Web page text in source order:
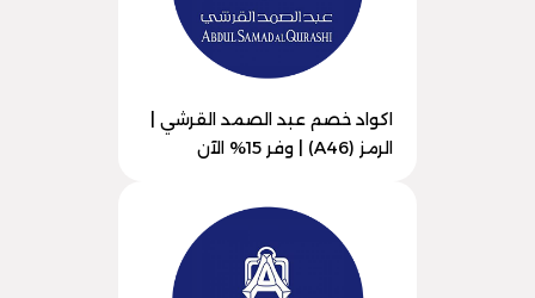
اكواد خصم عبد الصمد القرشي |
الرمز (A46) | وفر 15% الآن